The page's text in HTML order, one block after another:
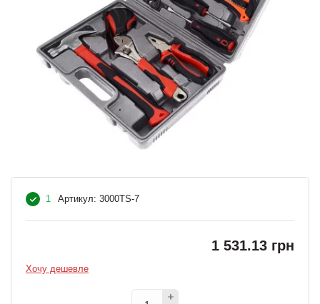
1 Артикул: 3000TS-7
1 531.13 грн
Хочу дешевле